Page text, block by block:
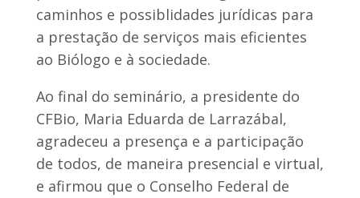
caminhos e possiblidades jurídicas para
a prestação de serviços mais eficientes
ao Biólogo e à sociedade.
Ao final do seminário, a presidente do
CFBio, Maria Eduarda de Larrazábal,
agradeceu a presença e a participação
de todos, de maneira presencial e virtual,
e afirmou que o Conselho Federal de